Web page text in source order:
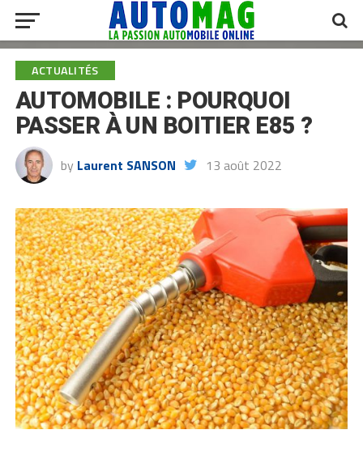
ACTUALITÉS
AUTOMOBILE : POURQUOI
PASSER À UN BOITIER E85 ?
by Laurent SANSON 13 août 2022